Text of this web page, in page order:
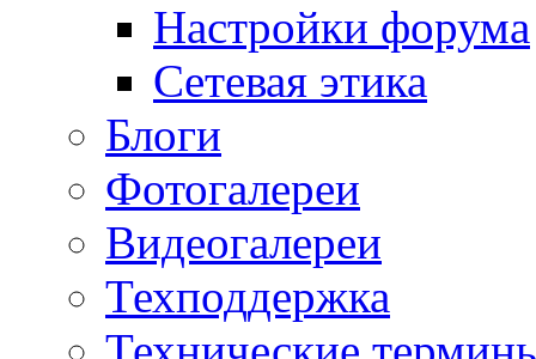
Настройки форума
Сетевая этика
Блоги
Фотогалереи
Видеогалереи
Техподдержка